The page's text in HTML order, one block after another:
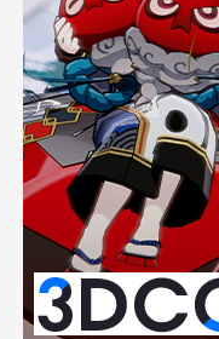
2026/08/06
Foundry、Nuke向けAIロト
ン「SmartRoto」を提供
大4倍高速化